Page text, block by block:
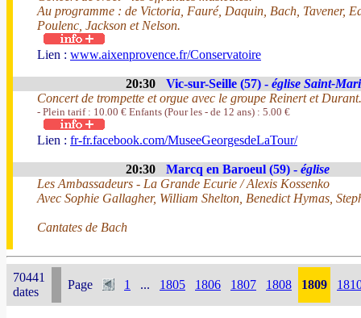
Au programme : de Victoria, Fauré, Daquin, Bach, Tavener,
Poulenc, Jackson et Nelson.
Lien : www.aixenprovence.fr/Conservatoire
20:30 Vic-sur-Seille (57) - église Saint-
Concert de trompette et orgue avec le groupe Reinert et
- Plein tarif : 10.00 € Enfants (Pour les - de 12 ans) : 5.00 €
Lien : fr-fr.facebook.com/MuseeGeorgesdeLaTour/
20:30 Marcq en Baroeul (59) - église
Les Ambassadeurs - La Grande Ecurie / Alexis Kossenko
Avec Sophie Gallagher, William Shelton, Benedict Hymas,
Cantates de Bach
70441
dates
Page 1 ... 1805 1806 1807 1808 1809